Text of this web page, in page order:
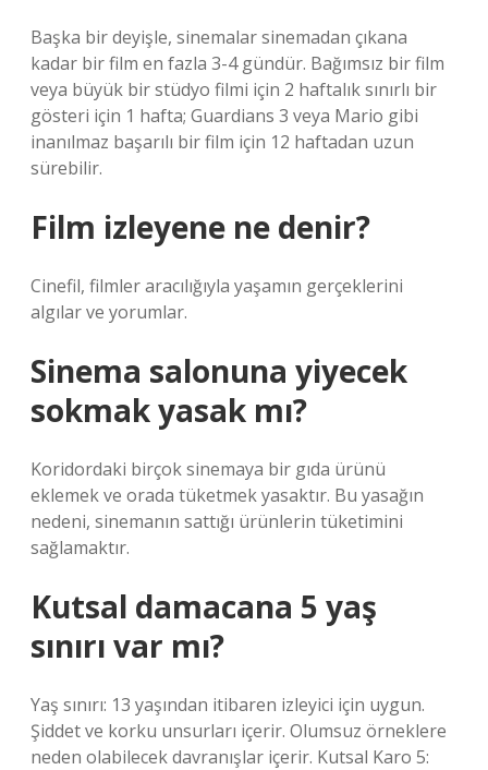
Başka bir deyişle, sinemalar sinemadan çıkana
kadar bir film en fazla 3-4 gündür. Bağımsız bir film
veya büyük bir stüdyo filmi için 2 haftalık sınırlı bir
gösteri için 1 hafta; Guardians 3 veya Mario gibi
inanılmaz başarılı bir film için 12 haftadan uzun
sürebilir.
Film izleyene ne denir?
Cinefil, filmler aracılığıyla yaşamın gerçeklerini
algılar ve yorumlar.
Sinema salonuna yiyecek
sokmak yasak mı?
Koridordaki birçok sinemaya bir gıda ürünü
eklemek ve orada tüketmek yasaktır. Bu yasağın
nedeni, sinemanın sattığı ürünlerin tüketimini
sağlamaktır.
Kutsal damacana 5 yaş
sınırı var mı?
Yaş sınırı: 13 yaşından itibaren izleyici için uygun.
Şiddet ve korku unsurları içerir. Olumsuz örneklere
neden olabilecek davranışlar içerir. Kutsal Karo 5: